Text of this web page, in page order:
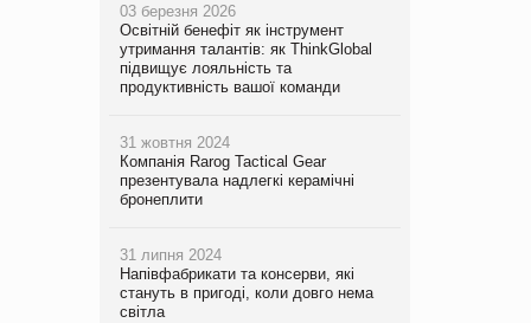
03 березня 2026
Освітній бенефіт як інструмент
утримання талантів: як ThinkGlobal
підвищує лояльність та
продуктивність вашої команди
31 жовтня 2024
Компанія Rarog Tactical Gear
презентувала надлегкі керамічні
бронеплити
31 липня 2024
Напівфабрикати та консерви, які
стануть в пригоді, коли довго нема
світла